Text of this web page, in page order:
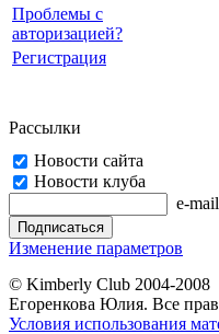
Проблемы с
авторизацией?
Регистрация
Рассылки
Новости сайта
Новости клуба
e-mail
Изменение параметров
© Kimberly Club 2004-2008
Егоренкова Юлия. Все
Условия использования